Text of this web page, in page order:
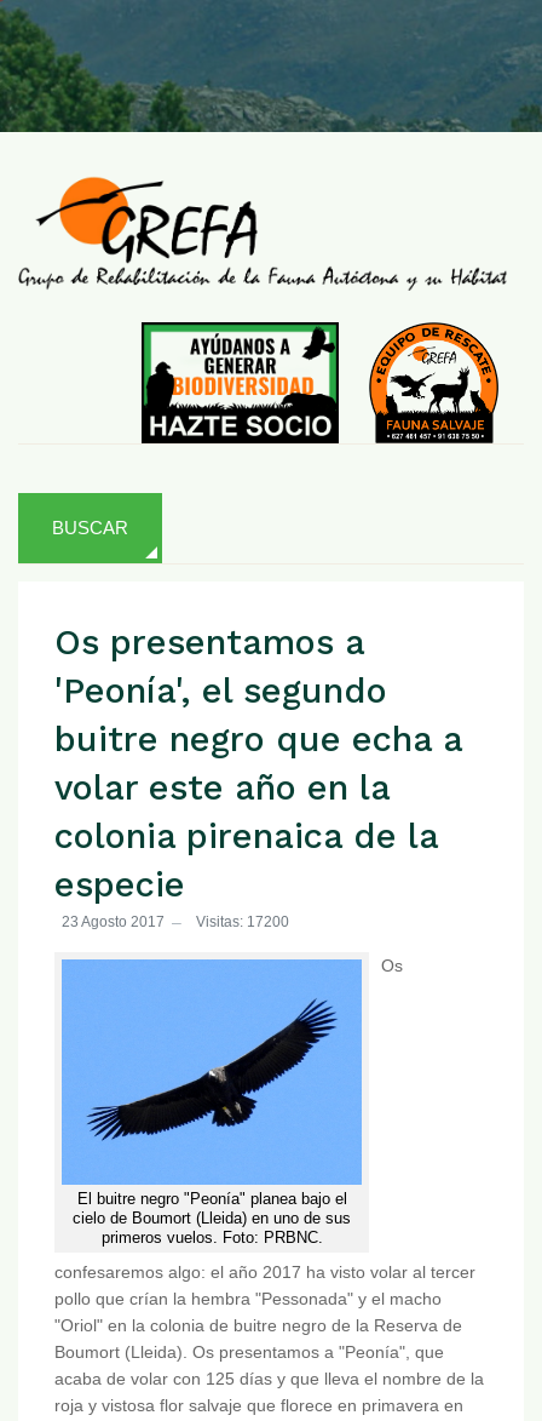
BUSCAR
Os presentamos a
'Peonía', el segundo
buitre negro que echa a
volar este año en la
colonia pirenaica de la
especie
23 Agosto 2017 Visitas: 17200
El buitre negro "Peonía" planea bajo el
cielo de Boumort (Lleida) en uno de sus
primeros vuelos. Foto: PRBNC.
Os
confesaremos algo: el año 2017 ha visto volar al tercer
pollo que crían la hembra "Pessonada" y el macho
"Oriol" en la colonia de buitre negro de la Reserva de
Boumort (Lleida). Os presentamos a "Peonía", que
acaba de volar con 125 días y que lleva el nombre de la
roja y vistosa flor salvaje que florece en primavera en